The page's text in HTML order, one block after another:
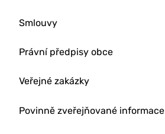
Smlouvy
Právní předpisy obce
Veřejné zakázky
Povinně zveřejňované informace